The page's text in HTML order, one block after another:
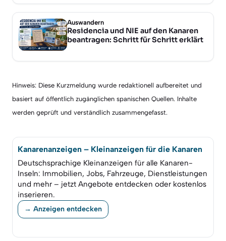
Auswandern
Residencia und NIE auf den Kanaren
beantragen: Schritt für Schritt erklärt
Hinweis: Diese Kurzmeldung wurde redaktionell aufbereitet und
basiert auf öffentlich zugänglichen spanischen Quellen. Inhalte
werden geprüft und verständlich zusammengefasst.
Kanarenanzeigen – Kleinanzeigen für die Kanaren
Deutschsprachige Kleinanzeigen für alle Kanaren-
Inseln: Immobilien, Jobs, Fahrzeuge, Dienstleistungen
und mehr – jetzt Angebote entdecken oder kostenlos
inserieren.
→ Anzeigen entdecken